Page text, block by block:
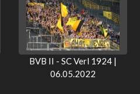
BVB II - SC Verl 1924 |
06.05.2022